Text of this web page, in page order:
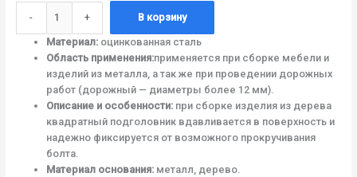
- + В корзину
Материал:оцинкованная сталь
Область применения:применяется при сборке мебели и
изделий из металла, а так же при проведении дорожных
работ (дорожный — диаметры более 12 мм).
Описание и особенности:при сборке изделия из дерева
квадратный подголовник вдавливается в поверхность и
надежно фиксируется от возможного прокручивания
болта.
Материал основания:металл, дерево.